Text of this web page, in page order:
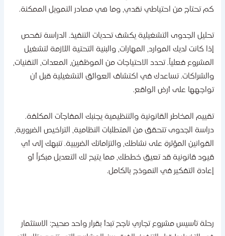
تحتاج من احتياطي نقدي، وما هي مصادر التمويل الممكنة.
الجدوى التشغيلية يكشف تحديات التنفيذ. الدراسة تفحص
كانت لديك الموارد، المهارات، والبنية التحتية اللازمة لتشغيل
فعلياً. تحدد الاحتياجات من الموظفين، المعدات، التقنيات،
تساعدك في اكتشاف العوائق التشغيلية قبل أن
على أرض الواقع.
المخاطر القانونية والتنظيمية يجنبك المفاجآت المكلفة.
الجدوى تتحقق من المتطلبات النظامية، التراخيص الضرورية،
المؤثرة على نشاطك، والتزاماتك الضريبية. تنبهك إلى أي
قانونية قد تعيق خططك، مما يتيح لك التعديل مبكراً أو
التفكير في النموذج بالكامل.
تأسيس مشروع تجاري ناجح تبدأ بقرار واحد صحيح: الاستثمار